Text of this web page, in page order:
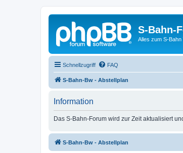
S-Bahn-
Alles zum S-
Schnellzugriff FAQ
S-Bahn-Bw - Abstellplan
Information
Das S-Bahn-Forum wird zur Zeit aktualisiert
S-Bahn-Bw - Abstellplan